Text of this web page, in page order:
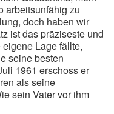
arbeitsunfähig zu
doch haben wir
ist das präziseste und
Lage fällte,
seine besten
1961 erschoss er
als seine
sein Vater vor ihm